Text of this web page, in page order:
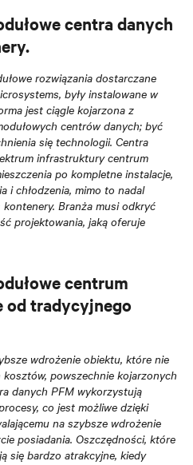
centra danych
rozwiązania dostarczane
były instalowane w
jest ciągle kojarzona z
centrów danych; być
się technologii. Centra
infrastruktury centrum
po kompletne instalacje,
i chłodzenia, mimo to nadal
Branża musi odkryć
projektowania, jaką oferuje
centrum
od tradycyjnego
wdrożenie obiektu, które nie
powszechnie kojarzonych
danych PFM wykorzystują
co jest możliwe dzięki
na szybsze wdrożenie
posiadania. Oszczędności, które
się bardzo atrakcyjne, kiedy